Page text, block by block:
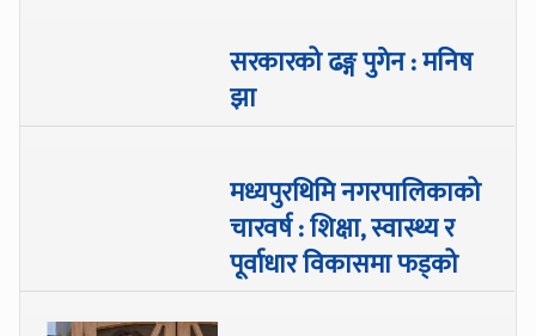
सरकारको ढङ्ग पुगेन : मनिष
झा
मध्यपुरथिमि नगरपालिकाको
चारवर्ष : शिक्षा, स्वास्थ्य र
पूर्वाधार विकासमा फड्को